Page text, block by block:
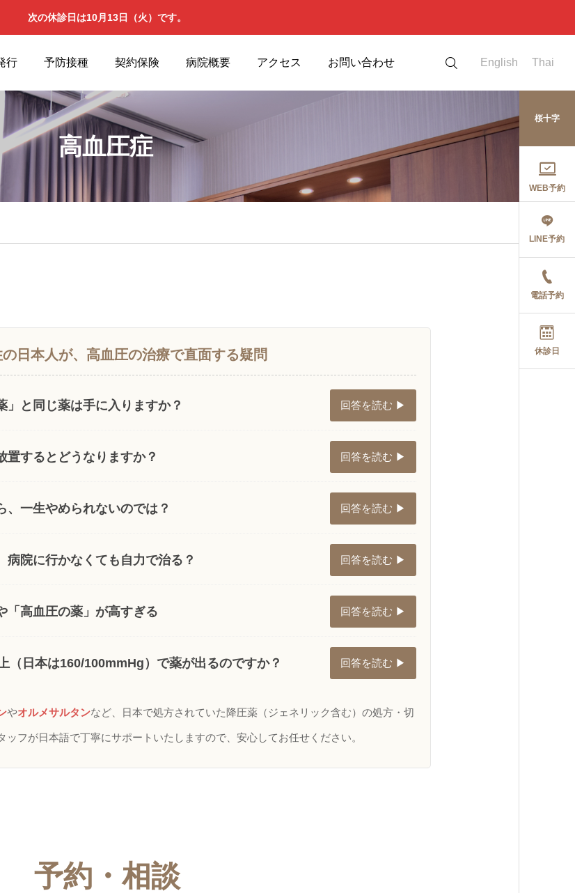
次の休診日は10月13日（火）です。
行 予防接種 契約保険 病院概要 アクセス お問い合わせ English Thai
桜十字

WEB予約
LINE予約
電話予約
休診日
高血圧症
日本人が、高血圧の治療で直面する疑問
」と同じ薬は手に入りますか？ 回答を読む ▶
置するとどうなりますか？ 回答を読む ▶
、一生やめられないのでは？ 回答を読む ▶
病院に行かなくても自力で治る？ 回答を読む ▶
「高血圧の薬」が高すぎる 回答を読む ▶
（日本は160/100mmHg）で薬が出るのですか？ 回答を読む ▶
やオルメサルタンなど、日本で処方されていた降圧薬（ジェネリック含む）の処方・切
フが日本語で丁寧にサポートいたしますので、安心してお任せください。
予約・相談